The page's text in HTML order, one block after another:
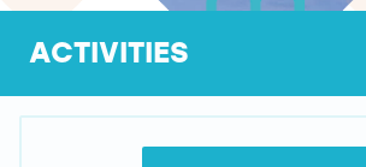
ACTIVITIES